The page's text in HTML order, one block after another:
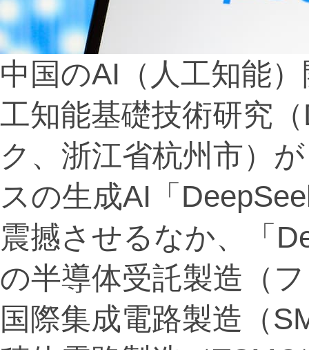
中国のAI（人工知能
工知能基礎技術研究
ク、浙江省杭州市）
スの生成AI「
震撼させるなか、「
の半導体受託製造（
国際集成電路製造（